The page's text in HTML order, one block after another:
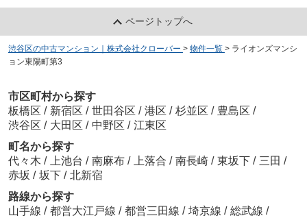
ページトップへ
渋谷区の中古マンション｜株式会社クローバー > 物件一覧 > ライオンズマンシ
ョン東陽町第3
市区町村から探す
板橋区 / 新宿区 / 世田谷区 / 港区 / 杉並区 / 豊島区 /
渋谷区 / 大田区 / 中野区 / 江東区
町名から探す
代々木 / 上池台 / 南麻布 / 上落合 / 南長崎 / 東坂下 / 三田 /
赤坂 / 坂下 / 北新宿
路線から探す
山手線 / 都営大江戸線 / 都営三田線 / 埼京線 / 総武線 /